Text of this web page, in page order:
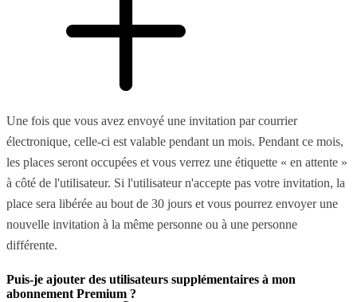
Une fois que vous avez envoyé une invitation par courrier
électronique, celle-ci est valable pendant un mois. Pendant ce mois,
les places seront occupées et vous verrez une étiquette « en attente »
à côté de l'utilisateur. Si l'utilisateur n'accepte pas votre invitation, la
place sera libérée au bout de 30 jours et vous pourrez envoyer une
nouvelle invitation à la même personne ou à une personne
différente.
Puis-je ajouter des utilisateurs supplémentaires à mon
abonnement Premium ?